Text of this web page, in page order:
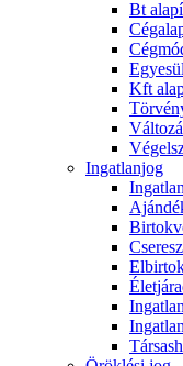
Bt
Kft
Ingatlanjog